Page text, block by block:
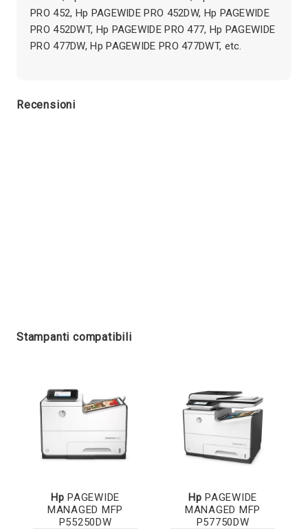
PRO 452, Hp PAGEWIDE PRO 452DW, Hp PAGEWIDE
PRO 452DWT, Hp PAGEWIDE PRO 477, Hp PAGEWIDE
PRO 477DW, Hp PAGEWIDE PRO 477DWT, etc.
Recensioni
Stampanti compatibili
Hp PAGEWIDE
MANAGED MFP
P55250DW
Hp PAGEWIDE
MANAGED MFP
P57750DW